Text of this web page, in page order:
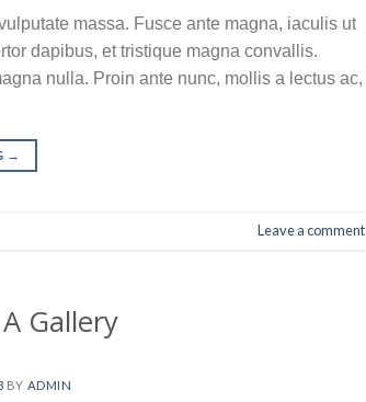
massa. Fusce ante magna, iaculis ut
dapibus, et tristique magna convallis.
nulla. Proin ante nunc, mollis a lectus ac,
→
Leave a comment
Gallery
BY ADMIN